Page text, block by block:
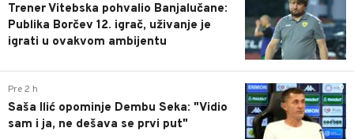
Trener Vitebska pohvalio Banjalučane:
Publika Borčev 12. igrač, uživanje je
igrati u ovakvom ambijentu
0
Pre 2 h
Saša Ilić opominje Dembu Seka: "Vidio
sam i ja, ne dešava se prvi put"